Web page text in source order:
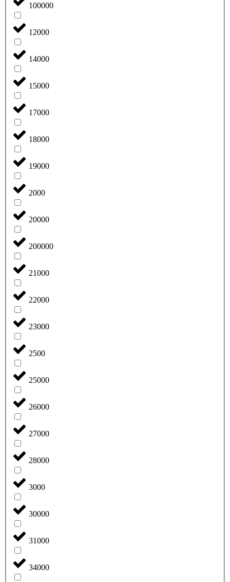
100000
12000
14000
15000
17000
18000
19000
2000
20000
200000
21000
22000
23000
2500
25000
26000
27000
28000
3000
30000
31000
34000